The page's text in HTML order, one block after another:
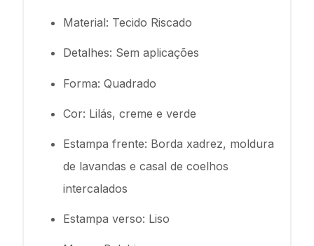
Material: Tecido Riscado
Detalhes: Sem aplicações
Forma: Quadrado
Cor: Lilás, creme e verde
Estampa frente: Borda xadrez, moldura
de lavandas e casal de coelhos
intercalados
Estampa verso: Liso